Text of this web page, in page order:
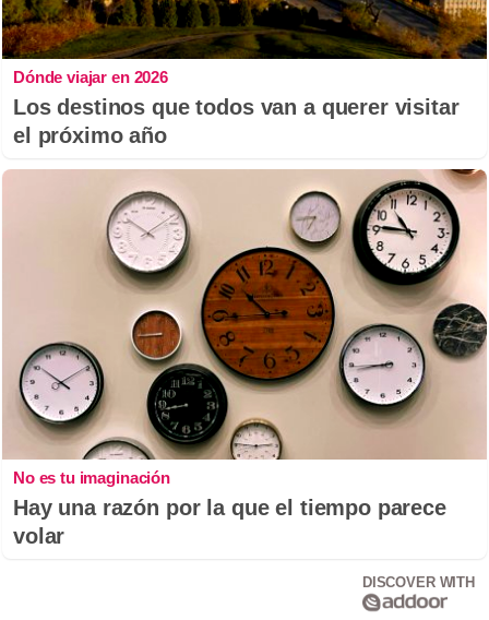
Dónde viajar en 2026
Los destinos que todos van a querer visitar
el próximo año
No es tu imaginación
Hay una razón por la que el tiempo parece
volar
DISCOVER WITH